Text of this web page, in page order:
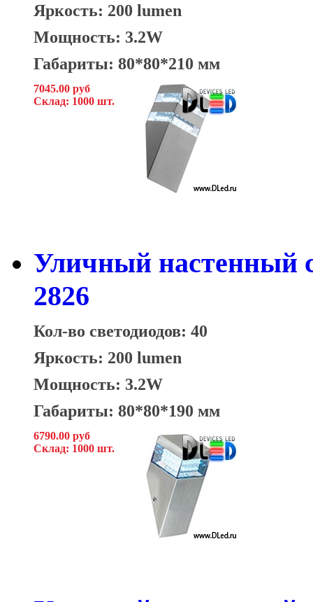
Яркость: 200 lumen
Мощность: 3.2W
Габариты: 80*80*210 мм
7045.00 руб
Склад: 1000 шт.
Уличный настенный
2826
Кол-во светодиодов: 40
Яркость: 200 lumen
Мощность: 3.2W
Габариты: 80*80*190 мм
6790.00 руб
Склад: 1000 шт.